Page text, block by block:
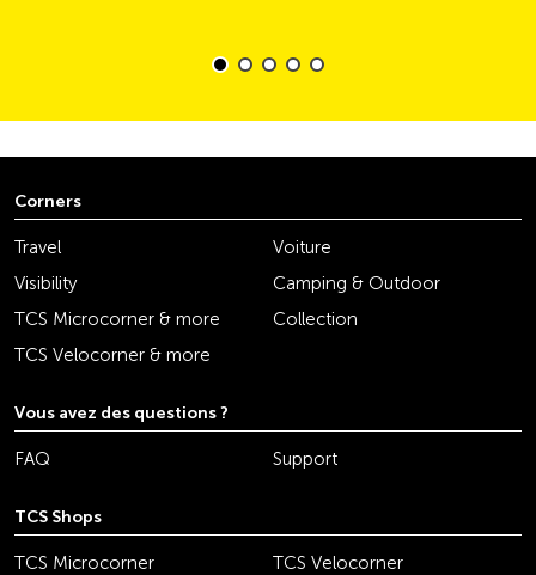
Corners
Travel
Voiture
Visibility
Camping & Outdoor
TCS Microcorner & more
Collection
TCS Velocorner & more
Vous avez des questions ?
FAQ Support
TCS Shops
TCS Microcorner
TCS Velocorner